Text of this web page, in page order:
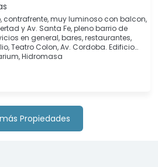
contrafrente, muy luminoso con balcon,
y Av. Santa Fe, pleno barrio de
en general, bares, restaurantes,
Teatro Colon, Av. Cordoba. Edificio
Hidromasa
Propiedades